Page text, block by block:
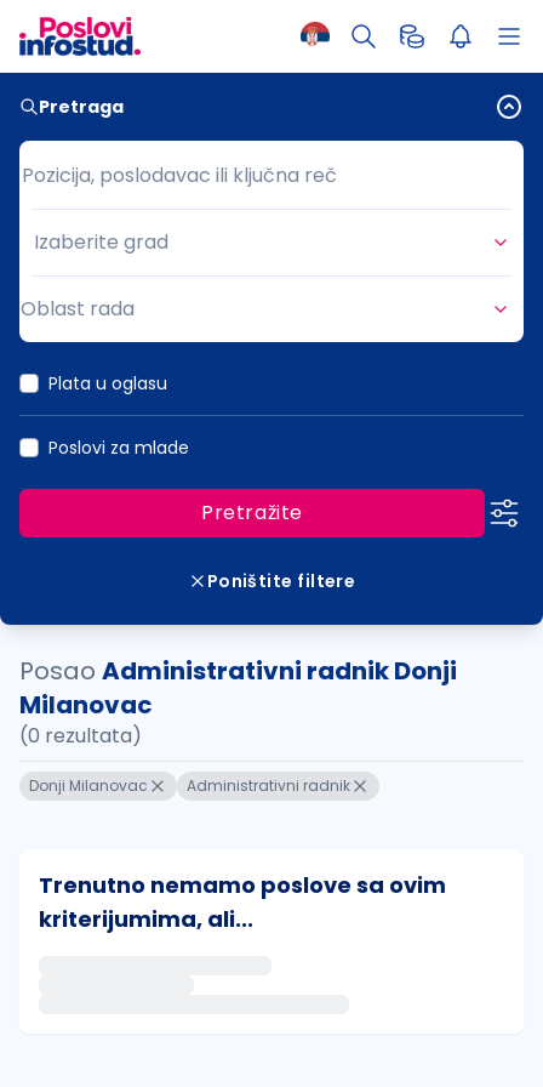
Pretraga
Pozicija, poslodavac ili ključna reč
Pozicija, poslodavac ili ključna reč
Grad
Izaberite grad
Oblast rada
Plata u oglasu
Poslovi za mlade
Pretražite
Poništite filtere
Posao Administrativni radnik Donji
Milanovac
(0 rezultata)
Donji Milanovac Administrativni radnik
Trenutno nemamo poslove sa ovim
kriterijumima, ali...